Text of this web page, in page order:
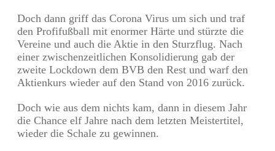
Doch dann griff das Corona Virus um sich und traf
den Profifußball mit enormer Härte und stürzte die
Vereine und auch die Aktie in den Sturzflug. Nach
einer zwischenzeitlichen Konsolidierung gab der
zweite Lockdown dem BVB den Rest und warf den
Aktienkurs wieder auf den Stand von 2016 zurück.
Doch wie aus dem nichts kam, dann in diesem Jahr
die Chance elf Jahre nach dem letzten Meistertitel,
wieder die Schale zu gewinnen.